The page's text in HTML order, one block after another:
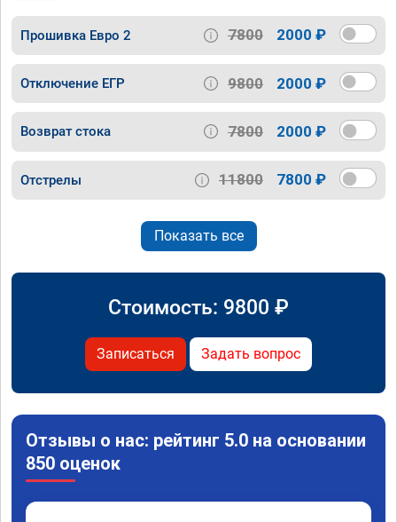
Прошивка Евро 2 7800 2000 ₽
Отключение ЕГР 9800 2000 ₽
Возврат стока 7800 2000 ₽
Отстрелы 11800 7800 ₽
Показать все
Стоимость: 9800 ₽
Записаться Задать вопрос
Отзывы о нас: рейтинг 5.0 на основании
850 оценок